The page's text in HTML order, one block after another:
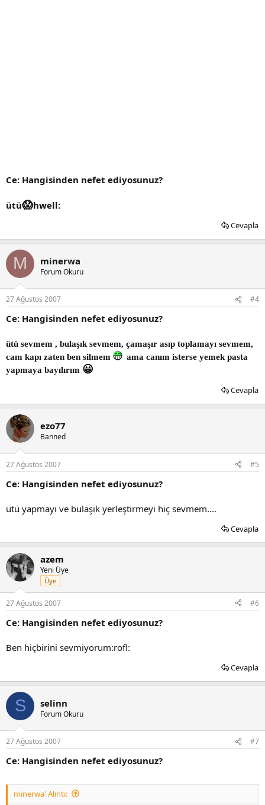
Ce: Hangisinden nefet ediyosunuz?
ütü😱hwell:
Cevapla
M minerwa
Forum Okuru
27 Ağustos 2007 #4
Ce: Hangisinden nefet ediyosunuz?
ütü sevmem , bulaşık sevmem, çamaşır asıp toplamayı sevmem,
cam kapı zaten ben silmem
ama canım isterse yemek pasta
yapmaya bayılırım 😀
Cevapla
ezo77
Banned
27 Ağustos 2007 #5
Ce: Hangisinden nefet ediyosunuz?
ütü yapmayı ve bulaşık yerleştirmeyi hiç sevmem....
Cevapla
azem
Yeni Üye
Üye
27 Ağustos 2007 #6
Ce: Hangisinden nefet ediyosunuz?
Ben hiçbirini sevmiyorum:rofl:
Cevapla
S selinn
Forum Okuru
27 Ağustos 2007 #7
Ce: Hangisinden nefet ediyosunuz?
minerwa' Alıntı: